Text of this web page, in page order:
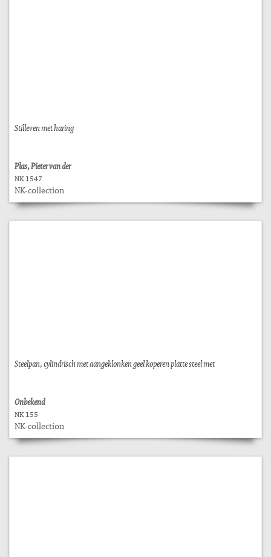
Stilleven met haring
Plas, Pieter van der
NK 1547
NK-collection
Steelpan, cylindrisch met aangeklonken geel koperen platte steel met
Onbekend
NK 155
NK-collection